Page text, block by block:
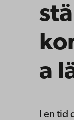
a
I en tid